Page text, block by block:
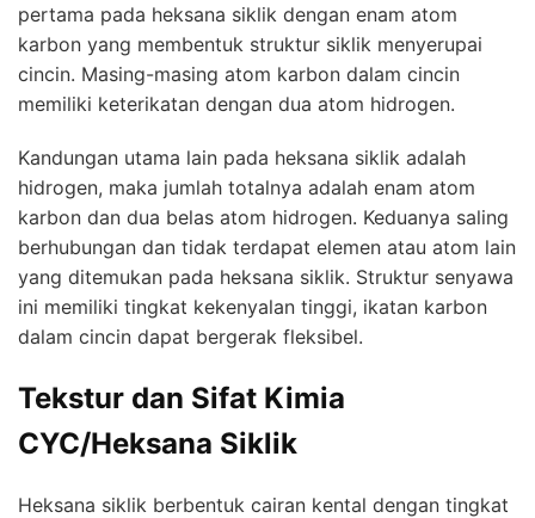
pertama pada heksana siklik dengan enam atom
karbon yang membentuk struktur siklik menyerupai
cincin. Masing-masing atom karbon dalam cincin
memiliki keterikatan dengan dua atom hidrogen.
Kandungan utama lain pada heksana siklik adalah
hidrogen, maka jumlah totalnya adalah enam atom
karbon dan dua belas atom hidrogen. Keduanya saling
berhubungan dan tidak terdapat elemen atau atom lain
yang ditemukan pada heksana siklik. Struktur senyawa
ini memiliki tingkat kekenyalan tinggi, ikatan karbon
dalam cincin dapat bergerak fleksibel.
Tekstur dan Sifat Kimia
CYC/Heksana Siklik
Heksana siklik berbentuk cairan kental dengan tingkat